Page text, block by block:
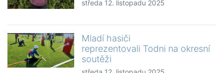
středa 12. listopadu 2025
Mladí hasiči
reprezentovali Todni na okresní
soutěži